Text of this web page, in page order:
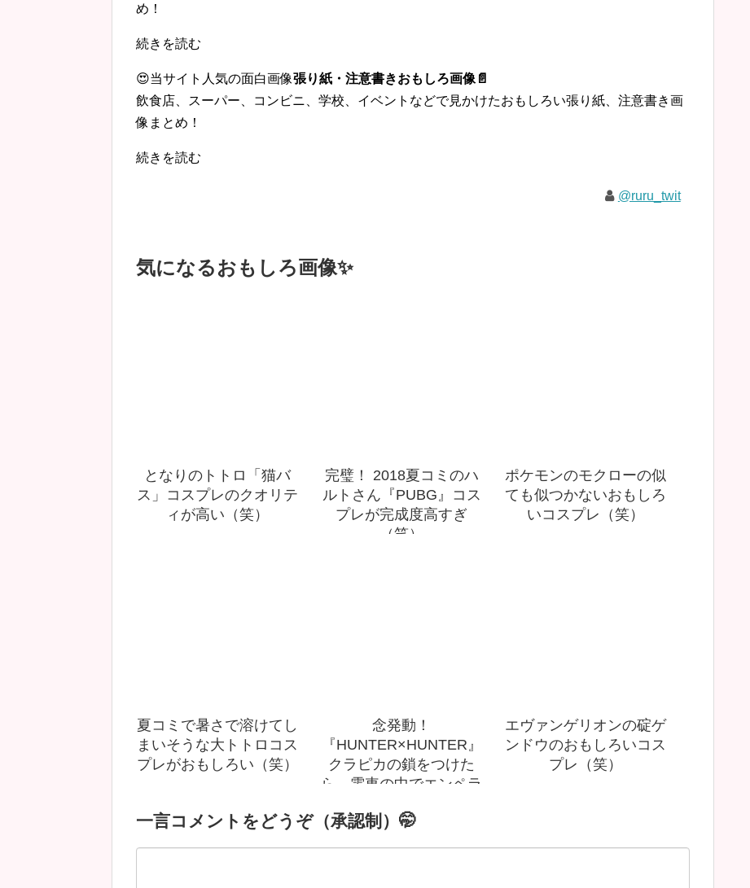
め！
続きを読む
😍当サイト人気の面白画像張り紙・注意書きおもしろ画像📄
飲食店、スーパー、コンビニ、学校、イベントなどで見かけたおもしろい張り紙、注意書き画
像まとめ！
続きを読む
@ruru_twit
気になるおもしろ画像✨
となりのトトロ「猫バ
ス」コスプレのクオリテ
ィが高い（笑）
完璧！ 2018夏コミのハ
ルトさん『PUBG』コス
プレが完成度高すぎ
（笑）
ポケモンのモクローの似
ても似つかないおもしろ
いコスプレ（笑）
夏コミで暑さで溶けてし
まいそうな大トトロコス
プレがおもしろい（笑）
念発動！
『HUNTER×HUNTER』
クラピカの鎖をつけた
ら、電車の中でエンペラ
エヴァンゲリオンの碇ゲ
ンドウのおもしろいコス
プレ（笑）
一言コメントをどうぞ（承認制）🤭